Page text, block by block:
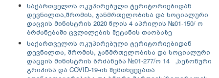
საქართველოს ოკუპირებული ტერიტორიებიდან
დევნილთა,შრომის, ჯანმრთელობისა და სოციალური
დაცვის მინისტრის 2020 წლის 4 აპრილის №01-150/ ო
ბრძანებაში ცვლილების შეტანის თაობაზე
საქართველოს ოკუპირებული ტერიტორიებიდან
დევნილთა, შრომის, ჯანმრთელობისა და სოციალური
დაცვის მინისტრის ბრძანება №01-277/ო 14 „სეზონური
გრიპისა და COVID-19-ის შემთხვევათა